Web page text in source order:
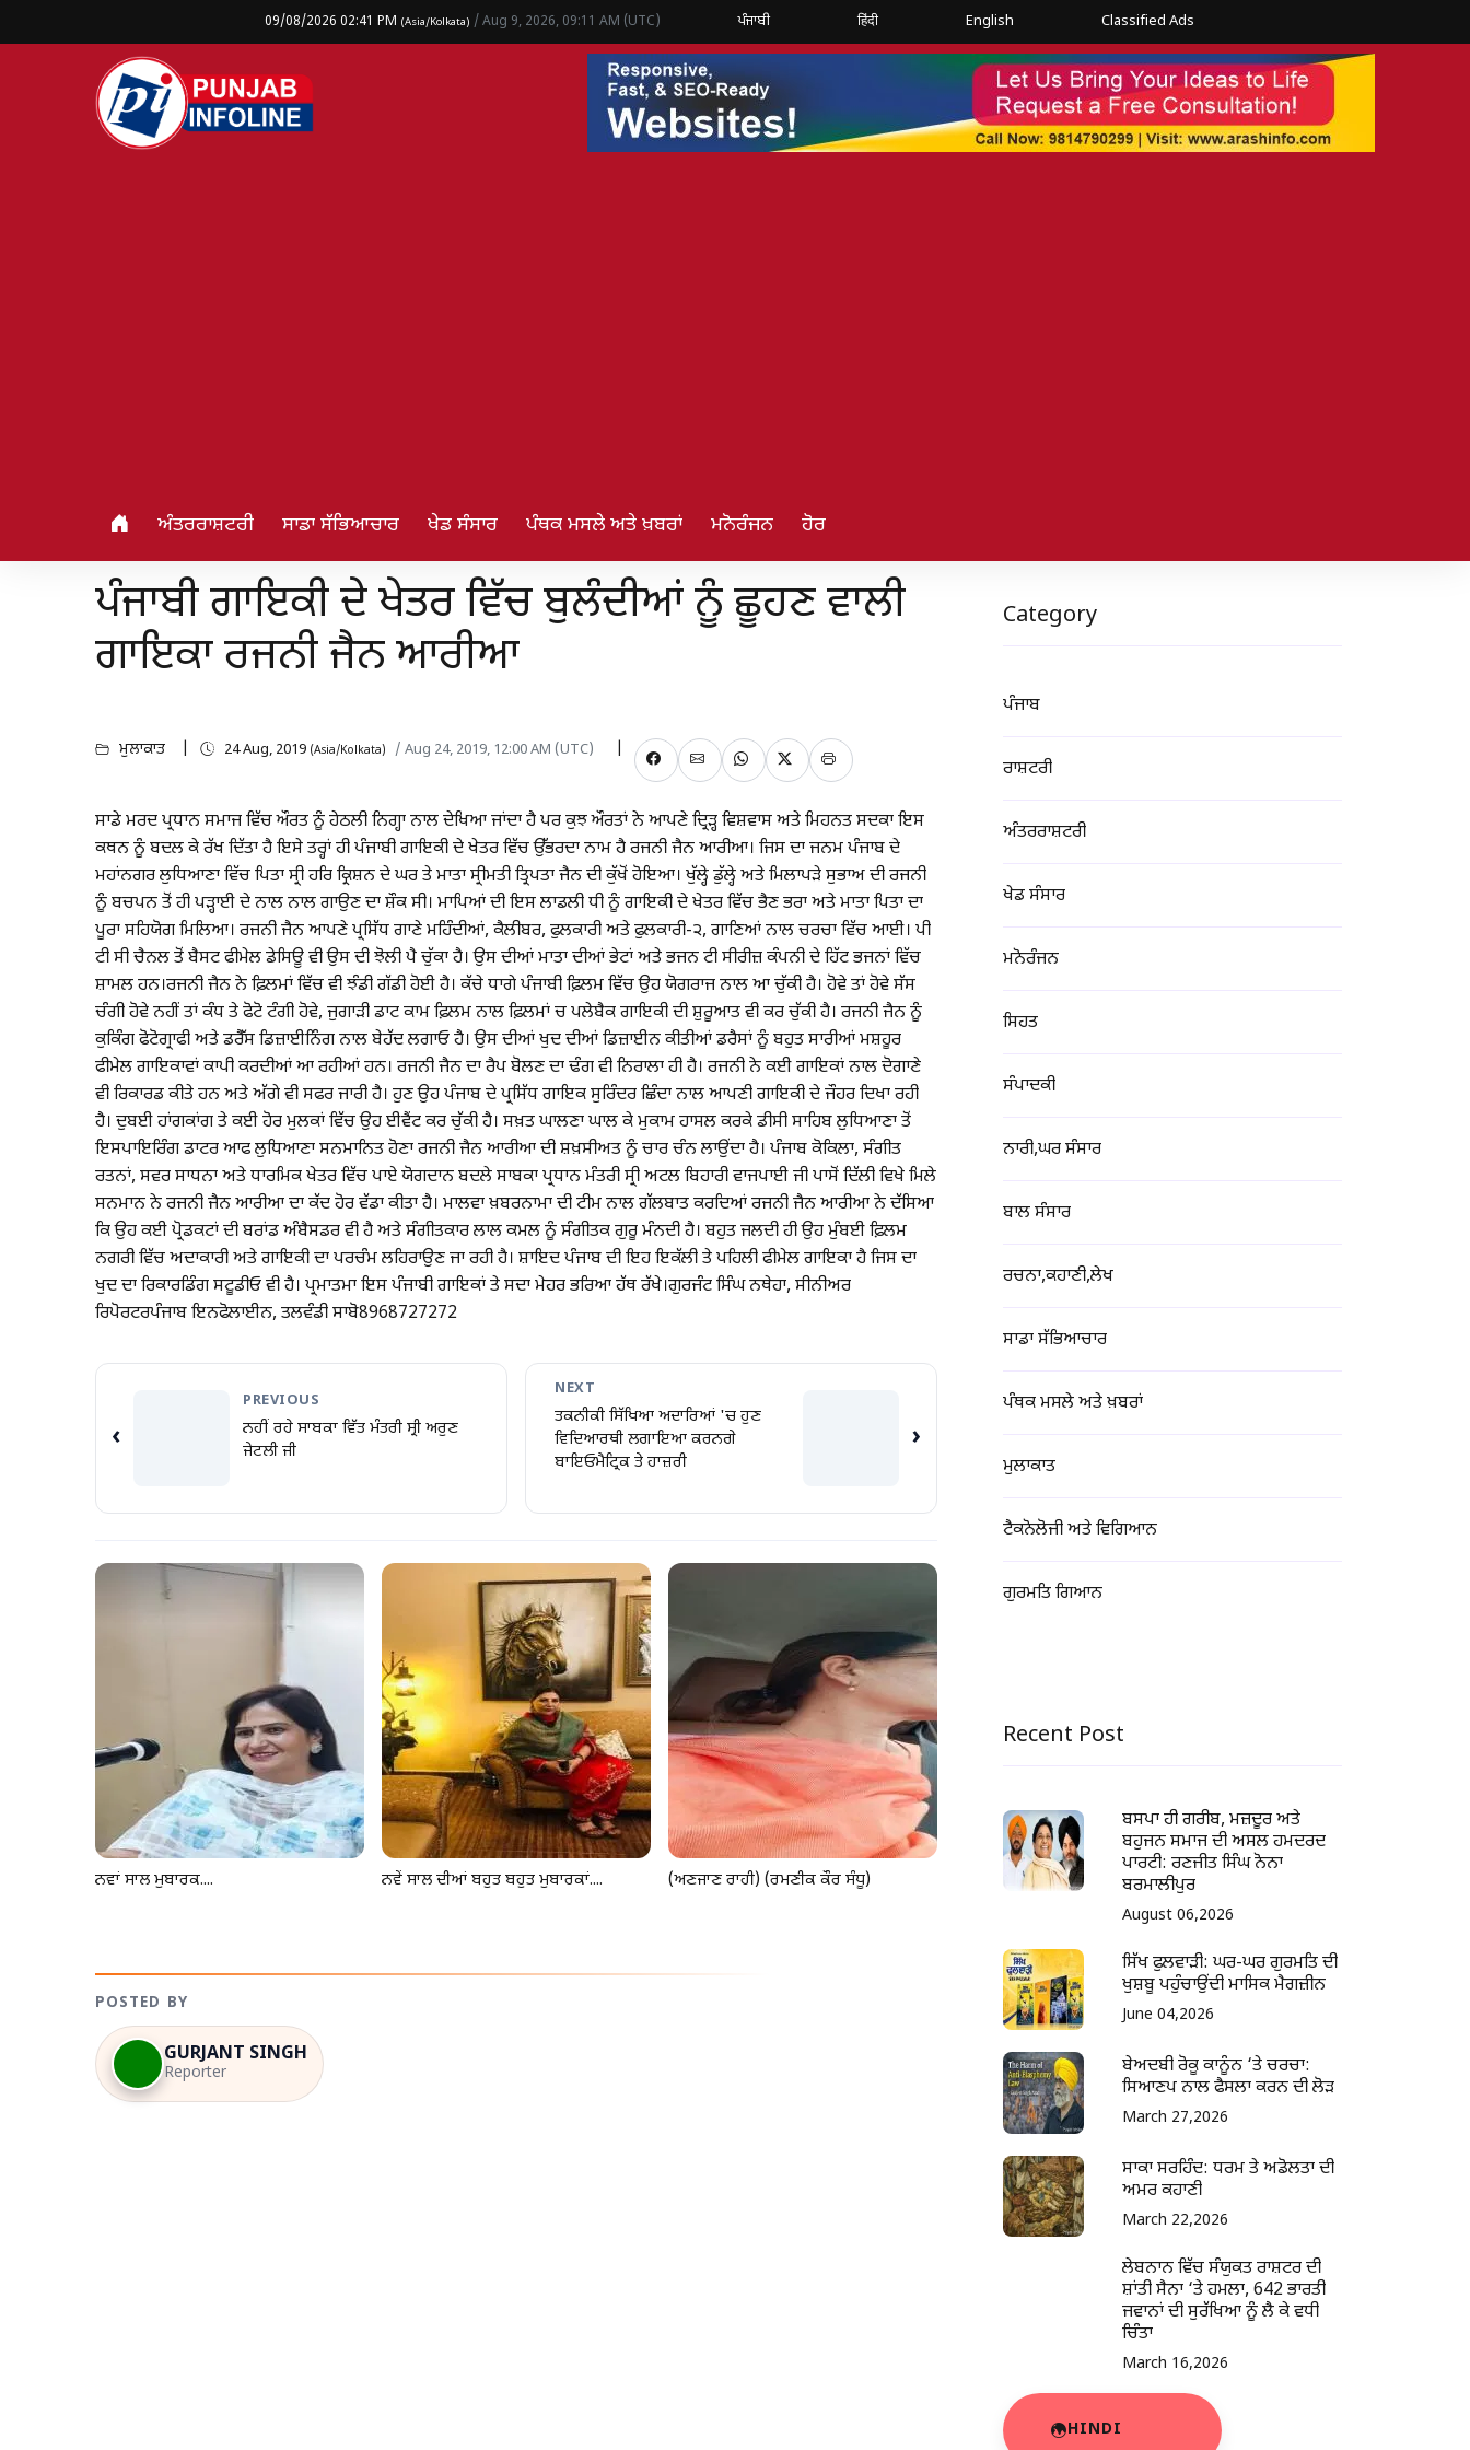
09/08/2026 02:41 PM (Asia/Kolkata) / Aug 9, 2026, 09:11 AM (UTC) ਪੰਜਾਬੀ हिंदी English Classified Ads
ਅੰਤਰਰਾਸ਼ਟਰੀ ਸਾਡਾ ਸੱਭਿਆਚਾਰ ਖੇਡ ਸੰਸਾਰ ਪੰਥਕ ਮਸਲੇ ਅਤੇ ਖ਼ਬਰਾਂ ਮਨੋਰੰਜਨ ਹੋਰ
ਪੰਜਾਬੀ ਗਾਇਕੀ ਦੇ ਖੇਤਰ ਵਿੱਚ ਬੁਲੰਦੀਆਂ ਨੂੰ ਛੂਹਣ ਵਾਲੀ
ਗਾਇਕਾ ਰਜਨੀ ਜੈਨ ਆਰੀਆ
ਮੁਲਾਕਾਤ 24 Aug, 2019 (Asia/Kolkata) / Aug 24, 2019, 12:00 AM (UTC)
ਸਾਡੇ ਮਰਦ ਪ੍ਰਧਾਨ ਸਮਾਜ ਵਿੱਚ ਔਰਤ ਨੂੰ ਹੇਠਲੀ ਨਿਗ੍ਹਾ ਨਾਲ ਦੇਖਿਆ ਜਾਂਦਾ ਹੈ ਪਰ ਕੁਝ ਔਰਤਾਂ ਨੇ ਆਪਣੇ ਦ੍ਰਿੜ੍ਹ ਵਿਸ਼ਵਾਸ ਅਤੇ ਮਿਹਨਤ ਸਦਕਾ ਇਸ
ਕਥਨ ਨੂੰ ਬਦਲ ਕੇ ਰੱਖ ਦਿੱਤਾ ਹੈ ਇਸੇ ਤਰ੍ਹਾਂ ਹੀ ਪੰਜਾਬੀ ਗਾਇਕੀ ਦੇ ਖੇਤਰ ਵਿੱਚ ਉੱਭਰਦਾ ਨਾਮ ਹੈ ਰਜਨੀ ਜੈਨ ਆਰੀਆ। ਜਿਸ ਦਾ ਜਨਮ ਪੰਜਾਬ ਦੇ
ਮਹਾਂਨਗਰ ਲੁਧਿਆਣਾ ਵਿੱਚ ਪਿਤਾ ਸ੍ਰੀ ਹਰਿ ਕ੍ਰਿਸ਼ਨ ਦੇ ਘਰ ਤੇ ਮਾਤਾ ਸ੍ਰੀਮਤੀ ਤ੍ਰਿਪਤਾ ਜੈਨ ਦੀ ਕੁੱਖੋਂ ਹੋਇਆ। ਖੁੱਲ੍ਹੇ ਡੁੱਲ੍ਹੇ ਅਤੇ ਮਿਲਾਪੜੇ ਸੁਭਾਅ ਦੀ ਰਜਨੀ
ਨੂੰ ਬਚਪਨ ਤੋਂ ਹੀ ਪੜ੍ਹਾਈ ਦੇ ਨਾਲ ਨਾਲ ਗਾਉਣ ਦਾ ਸ਼ੌਕ ਸੀ। ਮਾਪਿਆਂ ਦੀ ਇਸ ਲਾਡਲੀ ਧੀ ਨੂੰ ਗਾਇਕੀ ਦੇ ਖੇਤਰ ਵਿੱਚ ਭੈਣ ਭਰਾ ਅਤੇ ਮਾਤਾ ਪਿਤਾ ਦਾ
ਪੂਰਾ ਸਹਿਯੋਗ ਮਿਲਿਆ। ਰਜਨੀ ਜੈਨ ਆਪਣੇ ਪ੍ਰਸਿੱਧ ਗਾਣੇ ਮਹਿੰਦੀਆਂ, ਕੈਲੀਬਰ, ਫੁਲਕਾਰੀ ਅਤੇ ਫੁਲਕਾਰੀ-੨, ਗਾਣਿਆਂ ਨਾਲ ਚਰਚਾ ਵਿੱਚ ਆਈ। ਪੀ
ਟੀ ਸੀ ਚੈਨਲ ਤੋਂ ਬੈਸਟ ਫੀਮੇਲ ਡੇਸਿਊ ਵੀ ਉਸ ਦੀ ਝੋਲੀ ਪੈ ਚੁੱਕਾ ਹੈ। ਉਸ ਦੀਆਂ ਮਾਤਾ ਦੀਆਂ ਭੇਟਾਂ ਅਤੇ ਭਜਨ ਟੀ ਸੀਰੀਜ਼ ਕੰਪਨੀ ਦੇ ਹਿੱਟ ਭਜਨਾਂ ਵਿੱਚ
ਸ਼ਾਮਲ ਹਨ।ਰਜਨੀ ਜੈਨ ਨੇ ਫ਼ਿਲਮਾਂ ਵਿੱਚ ਵੀ ਝੰਡੀ ਗੱਡੀ ਹੋਈ ਹੈ। ਕੱਚੇ ਧਾਗੇ ਪੰਜਾਬੀ ਫ਼ਿਲਮ ਵਿੱਚ ਉਹ ਯੋਗਰਾਜ ਨਾਲ ਆ ਚੁੱਕੀ ਹੈ। ਹੋਵੇ ਤਾਂ ਹੋਵੇ ਸੱਸ
ਚੰਗੀ ਹੋਵੇ ਨਹੀਂ ਤਾਂ ਕੰਧ ਤੇ ਫੋਟੋ ਟੰਗੀ ਹੋਵੇ, ਜੁਗਾੜੀ ਡਾਟ ਕਾਮ ਫ਼ਿਲਮ ਨਾਲ ਫ਼ਿਲਮਾਂ ਚ ਪਲੇਬੈਕ ਗਾਇਕੀ ਦੀ ਸ਼ੁਰੂਆਤ ਵੀ ਕਰ ਚੁੱਕੀ ਹੈ। ਰਜਨੀ ਜੈਨ ਨੂੰ
ਕੁਕਿੰਗ ਫੋਟੋਗ੍ਰਾਫੀ ਅਤੇ ਡਰੈੱਸ ਡਿਜ਼ਾਈਨਿੰਗ ਨਾਲ ਬੇਹੱਦ ਲਗਾਓ ਹੈ। ਉਸ ਦੀਆਂ ਖੁਦ ਦੀਆਂ ਡਿਜ਼ਾਈਨ ਕੀਤੀਆਂ ਡਰੈਸਾਂ ਨੂੰ ਬਹੁਤ ਸਾਰੀਆਂ ਮਸ਼ਹੂਰ
ਫੀਮੇਲ ਗਾਇਕਾਵਾਂ ਕਾਪੀ ਕਰਦੀਆਂ ਆ ਰਹੀਆਂ ਹਨ। ਰਜਨੀ ਜੈਨ ਦਾ ਰੈਪ ਬੋਲਣ ਦਾ ਢੰਗ ਵੀ ਨਿਰਾਲਾ ਹੀ ਹੈ। ਰਜਨੀ ਨੇ ਕਈ ਗਾਇਕਾਂ ਨਾਲ ਦੋਗਾਣੇ
ਵੀ ਰਿਕਾਰਡ ਕੀਤੇ ਹਨ ਅਤੇ ਅੱਗੇ ਵੀ ਸਫਰ ਜਾਰੀ ਹੈ। ਹੁਣ ਉਹ ਪੰਜਾਬ ਦੇ ਪ੍ਰਸਿੱਧ ਗਾਇਕ ਸੁਰਿੰਦਰ ਛਿੰਦਾ ਨਾਲ ਆਪਣੀ ਗਾਇਕੀ ਦੇ ਜੌਹਰ ਦਿਖਾ ਰਹੀ
ਹੈ। ਦੁਬਈ ਹਾਂਗਕਾਂਗ ਤੇ ਕਈ ਹੋਰ ਮੁਲਕਾਂ ਵਿੱਚ ਉਹ ਈਵੈਂਟ ਕਰ ਚੁੱਕੀ ਹੈ। ਸਖ਼ਤ ਘਾਲਣਾ ਘਾਲ ਕੇ ਮੁਕਾਮ ਹਾਸਲ ਕਰਕੇ ਡੀਸੀ ਸਾਹਿਬ ਲੁਧਿਆਣਾ ਤੋਂ
ਇਸਪਾਇਰਿੰਗ ਡਾਟਰ ਆਫ ਲੁਧਿਆਣਾ ਸਨਮਾਨਿਤ ਹੋਣਾ ਰਜਨੀ ਜੈਨ ਆਰੀਆ ਦੀ ਸ਼ਖ਼ਸੀਅਤ ਨੂੰ ਚਾਰ ਚੰਨ ਲਾਉਂਦਾ ਹੈ। ਪੰਜਾਬ ਕੋਕਿਲਾ, ਸੰਗੀਤ
ਰਤਨਾਂ, ਸਵਰ ਸਾਧਨਾ ਅਤੇ ਧਾਰਮਿਕ ਖੇਤਰ ਵਿੱਚ ਪਾਏ ਯੋਗਦਾਨ ਬਦਲੇ ਸਾਬਕਾ ਪ੍ਰਧਾਨ ਮੰਤਰੀ ਸ੍ਰੀ ਅਟਲ ਬਿਹਾਰੀ ਵਾਜਪਾਈ ਜੀ ਪਾਸੋਂ ਦਿੱਲੀ ਵਿਖੇ ਮਿਲੇ
ਸਨਮਾਨ ਨੇ ਰਜਨੀ ਜੈਨ ਆਰੀਆ ਦਾ ਕੱਦ ਹੋਰ ਵੱਡਾ ਕੀਤਾ ਹੈ। ਮਾਲਵਾ ਖ਼ਬਰਨਾਮਾ ਦੀ ਟੀਮ ਨਾਲ ਗੱਲਬਾਤ ਕਰਦਿਆਂ ਰਜਨੀ ਜੈਨ ਆਰੀਆ ਨੇ ਦੱਸਿਆ
ਕਿ ਉਹ ਕਈ ਪ੍ਰੋਡਕਟਾਂ ਦੀ ਬਰਾਂਡ ਅੰਬੈਸਡਰ ਵੀ ਹੈ ਅਤੇ ਸੰਗੀਤਕਾਰ ਲਾਲ ਕਮਲ ਨੂੰ ਸੰਗੀਤਕ ਗੁਰੂ ਮੰਨਦੀ ਹੈ। ਬਹੁਤ ਜਲਦੀ ਹੀ ਉਹ ਮੁੰਬਈ ਫ਼ਿਲਮ
ਨਗਰੀ ਵਿੱਚ ਅਦਾਕਾਰੀ ਅਤੇ ਗਾਇਕੀ ਦਾ ਪਰਚੰਮ ਲਹਿਰਾਉਣ ਜਾ ਰਹੀ ਹੈ। ਸ਼ਾਇਦ ਪੰਜਾਬ ਦੀ ਇਹ ਇਕੱਲੀ ਤੇ ਪਹਿਲੀ ਫੀਮੇਲ ਗਾਇਕਾ ਹੈ ਜਿਸ ਦਾ
ਖੁਦ ਦਾ ਰਿਕਾਰਡਿੰਗ ਸਟੂਡੀਓ ਵੀ ਹੈ। ਪ੍ਰਮਾਤਮਾ ਇਸ ਪੰਜਾਬੀ ਗਾਇਕਾਂ ਤੇ ਸਦਾ ਮੇਹਰ ਭਰਿਆ ਹੱਥ ਰੱਖੇ।ਗੁਰਜਂੰਟ ਸਿੰਘ ਨਥੇਹਾ, ਸੀਨੀਅਰ
ਰਿਪੋਰਟਰਪੰਜਾਬ ਇਨਫੋਲਾਈਨ, ਤਲਵੰਡੀ ਸਾਬੋ8968727272
‹
PREVIOUS
ਨਹੀਂ ਰਹੇ ਸਾਬਕਾ ਵਿੱਤ ਮੰਤਰੀ ਸ੍ਰੀ ਅਰੁਣ
ਜੇਟਲੀ ਜੀ
NEXT
ਤਕਨੀਕੀ ਸਿੱਖਿਆ ਅਦਾਰਿਆਂ 'ਚ ਹੁਣ
ਵਿਦਿਆਰਥੀ ਲਗਾਇਆ ਕਰਨਗੇ
ਬਾਇਓਮੈਟ੍ਰਿਕ ਤੇ ਹਾਜ਼ਰੀ
›
ਨਵਾਂ ਸਾਲ ਮੁਬਾਰਕ.... ਨਵੇਂ ਸਾਲ ਦੀਆਂ ਬਹੁਤ ਬਹੁਤ ਮੁਬਾਰਕਾਂ.... (ਅਣਜਾਣ ਰਾਹੀ) (ਰਮਣੀਕ ਕੌਰ ਸੰਧੂ)
POSTED BY
GURJANT SINGH
Reporter
Category
ਪੰਜਾਬ
ਰਾਸ਼ਟਰੀ
ਅੰਤਰਰਾਸ਼ਟਰੀ
ਖੇਡ ਸੰਸਾਰ
ਮਨੋਰੰਜਨ
ਸਿਹਤ
ਸੰਪਾਦਕੀ
ਨਾਰੀ,ਘਰ ਸੰਸਾਰ
ਬਾਲ ਸੰਸਾਰ
ਰਚਨਾ,ਕਹਾਣੀ,ਲੇਖ
ਸਾਡਾ ਸੱਭਿਆਚਾਰ
ਪੰਥਕ ਮਸਲੇ ਅਤੇ ਖ਼ਬਰਾਂ
ਮੁਲਾਕਾਤ
ਟੈਕਨੋਲੋਜੀ ਅਤੇ ਵਿਗਿਆਨ
ਗੁਰਮਤਿ ਗਿਆਨ
Recent Post
ਬਸਪਾ ਹੀ ਗਰੀਬ, ਮਜ਼ਦੂਰ ਅਤੇ
ਬਹੁਜਨ ਸਮਾਜ ਦੀ ਅਸਲ ਹਮਦਰਦ
ਪਾਰਟੀ: ਰਣਜੀਤ ਸਿੰਘ ਨੋਨਾ
ਬਰਮਾਲੀਪੁਰ
August 06,2026
ਸਿੱਖ ਫੁਲਵਾੜੀ: ਘਰ-ਘਰ ਗੁਰਮਤਿ ਦੀ
ਖੁਸ਼ਬੂ ਪਹੁੰਚਾਉਂਦੀ ਮਾਸਿਕ ਮੈਗਜ਼ੀਨ
June 04,2026
ਬੇਅਦਬੀ ਰੋਕੂ ਕਾਨੂੰਨ ‘ਤੇ ਚਰਚਾ:
ਸਿਆਣਪ ਨਾਲ ਫੈਸਲਾ ਕਰਨ ਦੀ ਲੋੜ
March 27,2026
ਸਾਕਾ ਸਰਹਿੰਦ: ਧਰਮ ਤੇ ਅਡੋਲਤਾ ਦੀ
ਅਮਰ ਕਹਾਣੀ
March 22,2026
ਲੇਬਨਾਨ ਵਿੱਚ ਸੰਯੁਕਤ ਰਾਸ਼ਟਰ ਦੀ
ਸ਼ਾਂਤੀ ਸੈਨਾ ‘ਤੇ ਹਮਲਾ, 642 ਭਾਰਤੀ
ਜਵਾਨਾਂ ਦੀ ਸੁਰੱਖਿਆ ਨੂੰ ਲੈ ਕੇ ਵਧੀ
ਚਿੰਤਾ
March 16,2026
HINDI